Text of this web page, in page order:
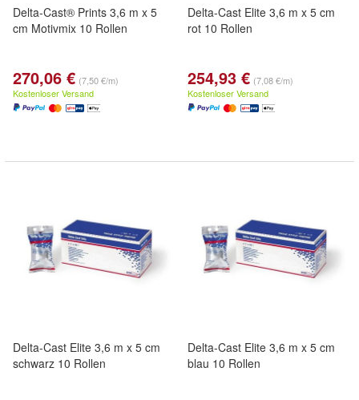
Delta-Cast® Prints 3,6 m x 5
cm Motivmix 10 Rollen
270,06 € (7,50 €/m)
Kostenloser Versand
Delta-Cast Elite 3,6 m x 5 cm
rot 10 Rollen
254,93 € (7,08 €/m)
Kostenloser Versand
Delta-Cast Elite 3,6 m x 5 cm
schwarz 10 Rollen
Delta-Cast Elite 3,6 m x 5 cm
blau 10 Rollen